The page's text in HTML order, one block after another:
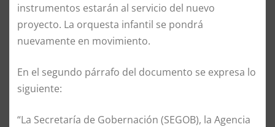
instrumentos estarán al servicio del nuevo
proyecto. La orquesta infantil se pondrá
nuevamente en movimiento.
En el segundo párrafo del documento se expresa lo
siguiente:
“La Secretaría de Gobernación (SEGOB), la Agencia